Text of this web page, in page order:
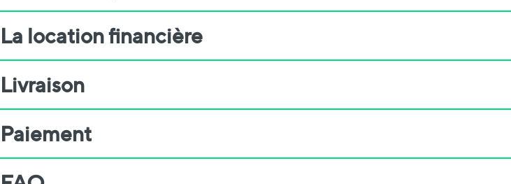
La location financière
Livraison
Paiement